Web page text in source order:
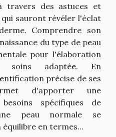
travers des astuces et
sauront révéler l'éclat
Comprendre son
du type de peau
pour l'élaboration
adaptée. En
précise de ses
d'apporter une
spécifiques de
peau normale se
en termes...